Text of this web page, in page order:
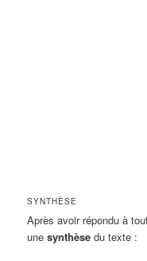
SYNTHÈSE
Après avoir répondu à
unesynthèse du texte :